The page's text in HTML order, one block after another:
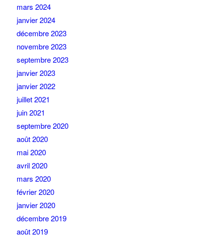
mars 2024
janvier 2024
décembre 2023
novembre 2023
septembre 2023
janvier 2023
janvier 2022
juillet 2021
juin 2021
septembre 2020
août 2020
mai 2020
avril 2020
mars 2020
février 2020
janvier 2020
décembre 2019
août 2019